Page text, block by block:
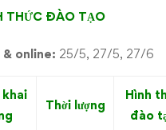
THỨC ĐÀO TẠO
online: 25/5, 27/5, 27/6
Thời lượng
Hình
đào